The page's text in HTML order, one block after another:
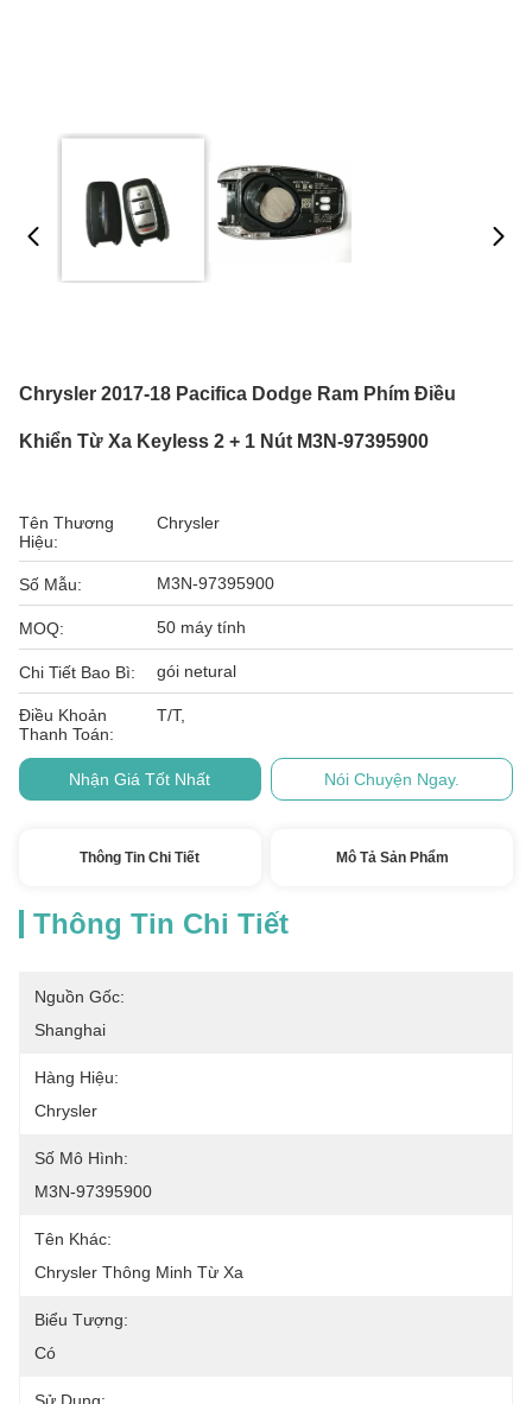
Chrysler 2017-18 Pacifica Dodge Ram Phím Điều
Khiển Từ Xa Keyless 2 + 1 Nút M3N-97395900
Tên Thương
Hiệu:
Chrysler
Số Mẫu: M3N-97395900
MOQ: 50 máy tính
Chi Tiết Bao Bì: gói netural
Điều Khoản
Thanh Toán:
T/T,
Nhận Giá Tốt Nhất Nói Chuyện Ngay.
Thông Tin Chi Tiết Mô Tả Sản Phẩm
Thông Tin Chi Tiết
Nguồn Gốc:
Shanghai
Hàng Hiệu:
Chrysler
Số Mô Hình:
M3N-97395900
Tên Khác:
Chrysler Thông Minh Từ Xa
Biểu Tượng:
Có